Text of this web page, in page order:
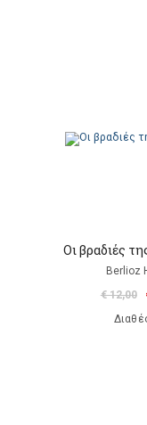
Οι βραδιές
Berlioz
€ 12,00